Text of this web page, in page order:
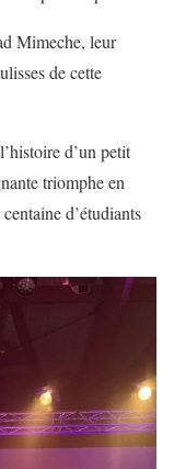
Mimeche, leur
de cette
d’un petit
triomphe en
d’étudiants